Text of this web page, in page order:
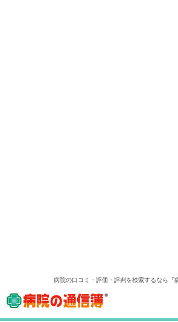
病院の口コミ・評価・評判を検索するなら『
病院の通信簿